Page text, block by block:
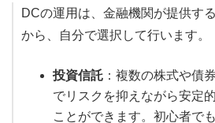
DCの運用は、金融機関が提供す
から、自分で選択して行います。
投資信託 ：複数の株式や債
でリスクを抑えながら安定
ことができます。初心者で